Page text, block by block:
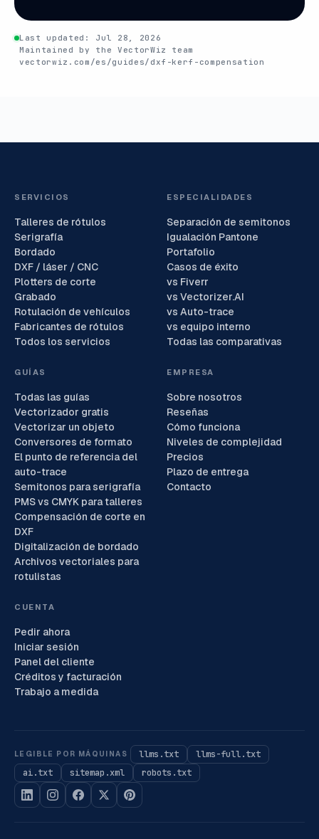
Last updated: Jul 28, 2026
Maintained by the VectorWiz team
vectorwiz.com/es/guides/dxf-kerf-compensation
SERVICIOS
Talleres de rótulos
Serigrafía
Bordado
DXF / láser / CNC
Plotters de corte
Grabado
Rotulación de vehículos
Fabricantes de rótulos
Todos los servicios
ESPECIALIDADES
Separación de semitonos
Igualación Pantone
Portafolio
Casos de éxito
vs Fiverr
vs Vectorizer.AI
vs Auto-trace
vs equipo interno
Todas las comparativas
GUÍAS
Todas las guías
Vectorizador gratis
Vectorizar un objeto
Conversores de formato
El punto de referencia del
auto-trace
Semitonos para serigrafía
PMS vs CMYK para talleres
Compensación de corte en
DXF
Digitalización de bordado
Archivos vectoriales para
rotulistas
EMPRESA
Sobre nosotros
Reseñas
Cómo funciona
Niveles de complejidad
Precios
Plazo de entrega
Contacto
CUENTA
Pedir ahora
Iniciar sesión
Panel del cliente
Créditos y facturación
Trabajo a medida
LEGIBLE POR MÁQUINAS llms.txt
llms-full.txt
ai.txt
sitemap.xml robots.txt